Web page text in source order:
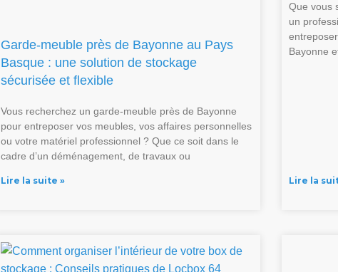
Garde-meuble près de Bayonne au Pays
Basque : une solution de stockage
sécurisée et flexible
Vous recherchez un garde-meuble près de Bayonne
pour entreposer vos meubles, vos affaires personnelles
ou votre matériel professionnel ? Que ce soit dans le
cadre d’un déménagement, de travaux ou
Lire la suite »
Que vous
un
Bayonne
Lire la